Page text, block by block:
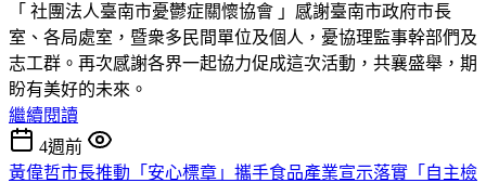
「 社團法人臺南市憂鬱症關懷協會 」感謝臺南市政府市長
室、各局處室，暨衆多民間單位及個人，憂協理監事幹部們及
志工群。再次感謝各界一起協力促成這次活動，共襄盛舉，期
盼有美好的未來。
繼續閱讀
4週前
黃偉哲市長推動「安心標章」攜手食品產業宣示落實「自主檢